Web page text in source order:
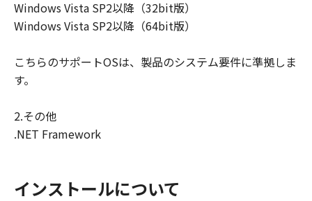
Windows Vista SP2以降（32bit版）
Windows Vista SP2以降（64bit版）
こちらのサポートOSは、製品のシステム要件に準拠しま
す。
2.その他
.NET Framework
インストールについて